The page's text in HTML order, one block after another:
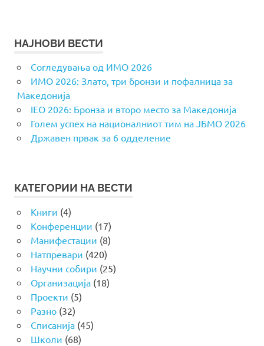
НАЈНОВИ ВЕСТИ
Согледувања од ИМО 2026
ИМО 2026: Злато, три бронзи и пофалница за
Македонија
IEO 2026: Бронза и второ место за Македонија
Голем успех на националниот тим на ЈБМО 2026
Државен првак за 6 одделение
КАТЕГОРИИ НА ВЕСТИ
Книги (4)
Конференции (17)
Манифестации (8)
Натпревари (420)
Научни собири (25)
Организација(18)
Проекти (5)
Разно(32)
Списанија(45)
Школи (68)